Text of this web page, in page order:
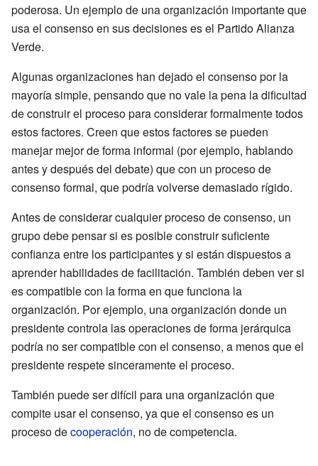
poderosa. Un ejemplo de una organización importante que
usa el consenso en sus decisiones es el Partido Alianza
Verde.
Algunas organizaciones han dejado el consenso por la
mayoría simple, pensando que no vale la pena la dificultad
de construir el proceso para considerar formalmente todos
estos factores. Creen que estos factores se pueden
manejar mejor de forma informal (por ejemplo, hablando
antes y después del debate) que con un proceso de
consenso formal, que podría volverse demasiado rígido.
Antes de considerar cualquier proceso de consenso, un
grupo debe pensar si es posible construir suficiente
confianza entre los participantes y si están dispuestos a
aprender habilidades de facilitación. También deben ver si
es compatible con la forma en que funciona la
organización. Por ejemplo, una organización donde un
presidente controla las operaciones de forma jerárquica
podría no ser compatible con el consenso, a menos que el
presidente respete sinceramente el proceso.
También puede ser difícil para una organización que
compite usar el consenso, ya que el consenso es un
proceso decooperación, no de competencia.